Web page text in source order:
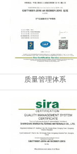
质量管理体系